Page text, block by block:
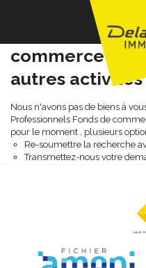
Acheter
Louer
Nos agences
Professionnels
commerce
autres activités
Nous n'avons pas de biens à
Professionnels Fonds de
pour le moment , plusieurs
Re-soumettre la recherche
Transmettez-nous votre